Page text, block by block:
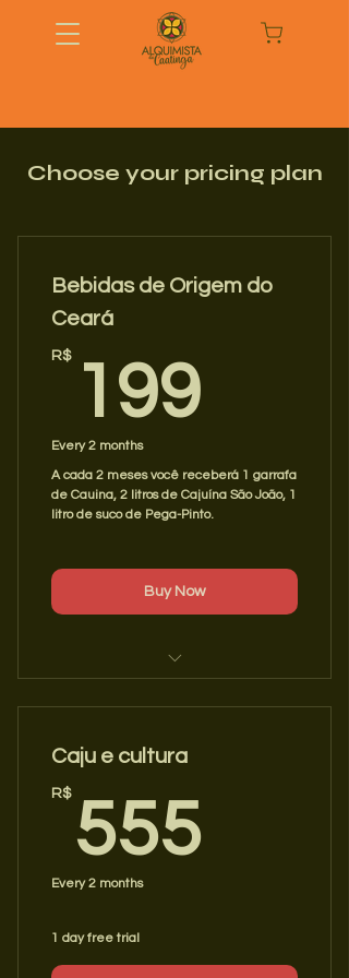
Choose your pricing plan
Bebidas de Origem do
Ceará
R$ 199
Every 2 months
A cada 2 meses você receberá 1 garrafa
de Cauina, 2 litros de Cajuína São João, 1
litro de suco de Pega-Pinto.
Buy Now
Caju e cultura
R$ 555
Every 2 months
1 day free trial